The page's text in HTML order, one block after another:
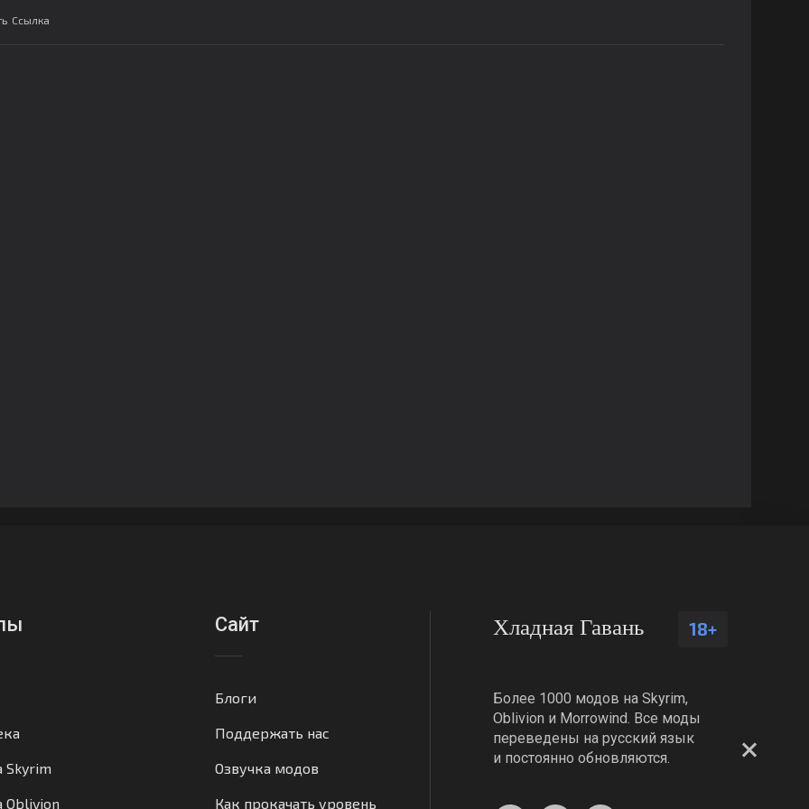
Ссылка
Skyrim
Oblivion
Сайт
Блоги
Поддержать нас
Озвучка модов
Как прокачать уровень
Хладная Гавань 18+
Более 1000 модов на Skyrim,
Oblivion и Morrowind. Все моды
переведены на русский язык
и постоянно обновляются.